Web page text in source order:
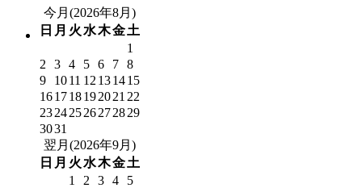
今月(2026年8月)
日 月 火 水木金土
1
2
3 4 5 6 7 8
9
1011 12 131415
161718192021 22
23242526272829
3031
翌月(2026年9月)
日 月 火 水木金土
1
2 3 4
5